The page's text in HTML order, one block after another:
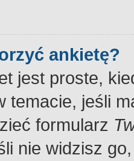
ankietę?
jest proste,
temacie, jeśli
formularz
nie widzisz